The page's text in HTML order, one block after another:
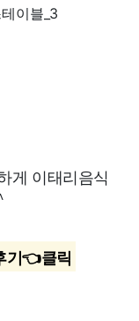
게 이태리음식
기👈클릭